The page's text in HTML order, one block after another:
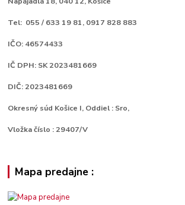
Tel: 055 / 633 19 81, 0917 828 883
IČO: 46574433
IČ DPH: SK 2023481669
DIČ: 2023481669
Okresný súd Košice I, Oddiel : Sro,
Vložka číslo : 29407/V
Mapa predajne :